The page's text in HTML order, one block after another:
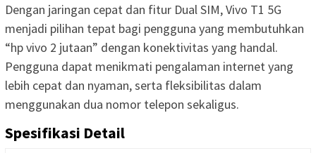
Dengan jaringan cepat dan fitur Dual SIM, Vivo T1 5G
menjadi pilihan tepat bagi pengguna yang membutuhkan
“hp vivo 2 jutaan” dengan konektivitas yang handal.
Pengguna dapat menikmati pengalaman internet yang
lebih cepat dan nyaman, serta fleksibilitas dalam
menggunakan dua nomor telepon sekaligus.
Spesifikasi Detail